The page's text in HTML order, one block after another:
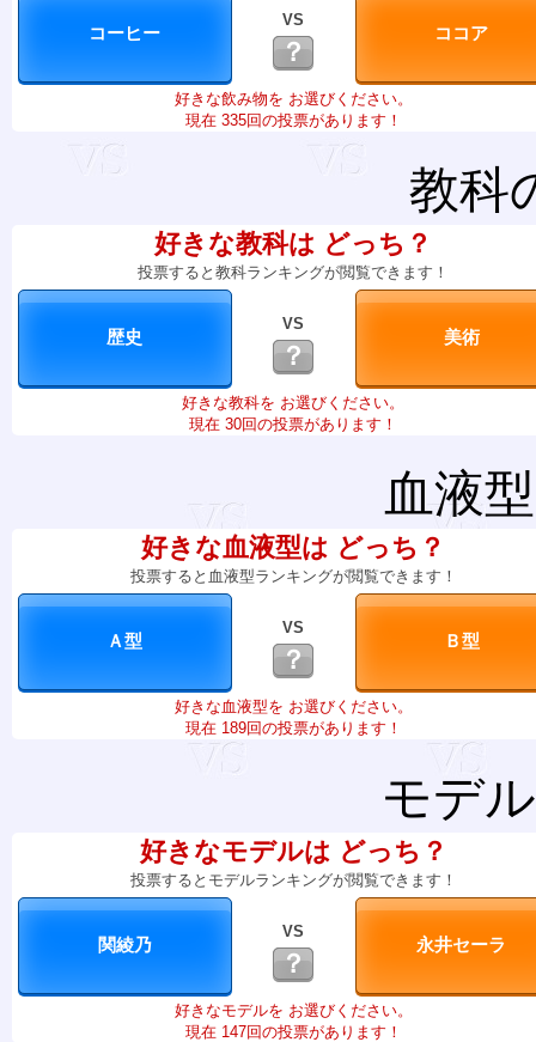
VS
？
好きな飲み物を お選びください。
現在 335回の投票があります！
教科
好きな教科は どっち？
投票すると教科ランキングが閲覧できます！
VS
？
好きな教科を お選びください。
現在 30回の投票があります！
血液
好きな血液型は どっち？
投票すると血液型ランキングが閲覧できます！
VS
？
好きな血液型を お選びください。
現在 189回の投票があります！
モデ
好きなモデルは どっち？
投票するとモデルランキングが閲覧できます！
VS
？
好きなモデルを お選びください。
現在 147回の投票があります！